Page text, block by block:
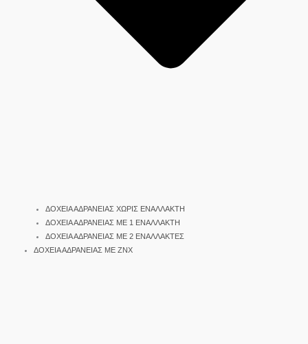
ΔΟΧΕΙΑ ΑΔΡΑΝΕΙΑΣ ΧΩΡΙΣ ΕΝΑΛΛΑΚΤΗ
ΔΟΧΕΙΑ ΑΔΡΑΝΕΙΑΣ ΜΕ 1 ΕΝΑΛΛΑΚΤΗ
ΔΟΧΕΙΑ ΑΔΡΑΝΕΙΑΣ ΜΕ 2 ΕΝΑΛΛΑΚΤΕΣ
ΔΟΧΕΙΑ ΑΔΡΑΝΕΙΑΣ ΜΕ ΖΝΧ